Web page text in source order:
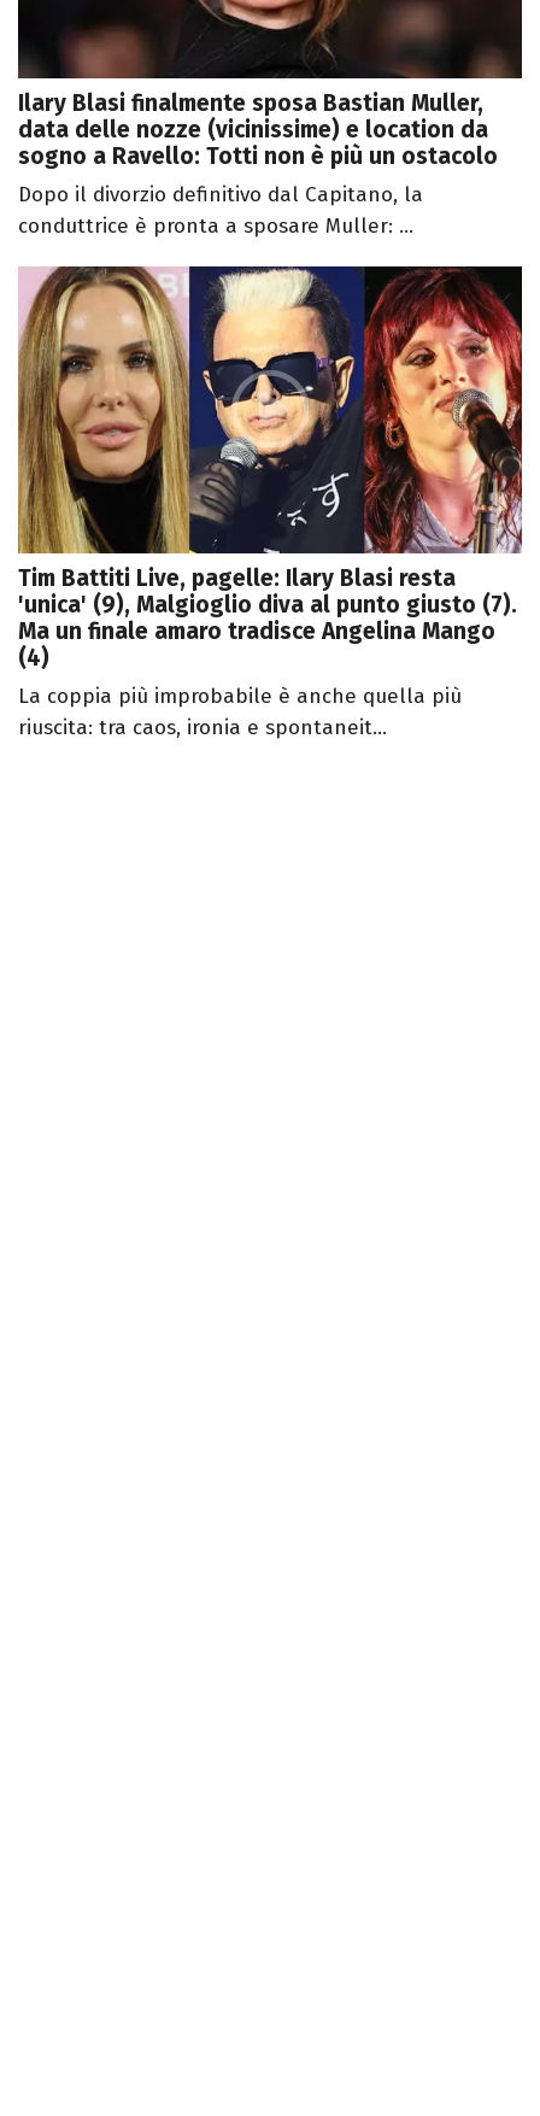
Ilary Blasi finalmente sposa Bastian Muller,
data delle nozze (vicinissime) e location da
sogno a Ravello: Totti non è più un ostacolo
Dopo il divorzio definitivo dal Capitano, la
conduttrice è pronta a sposare Muller: ...
Tim Battiti Live, pagelle: Ilary Blasi resta
'unica' (9), Malgioglio diva al punto giusto (7).
Ma un finale amaro tradisce Angelina Mango
(4)
La coppia più improbabile è anche quella più
riuscita: tra caos, ironia e spontaneit...